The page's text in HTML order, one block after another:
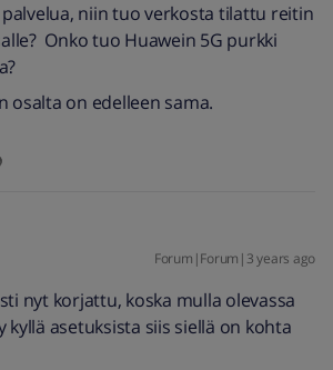
niin tuo verkosta tilattu reitin
Onko tuo Huawein 5G purkki
osalta on edelleen sama.
Forum|Forum|3 years ago
nyt korjattu, koska mulla olevassa
kyllä asetuksista siis siellä on kohta